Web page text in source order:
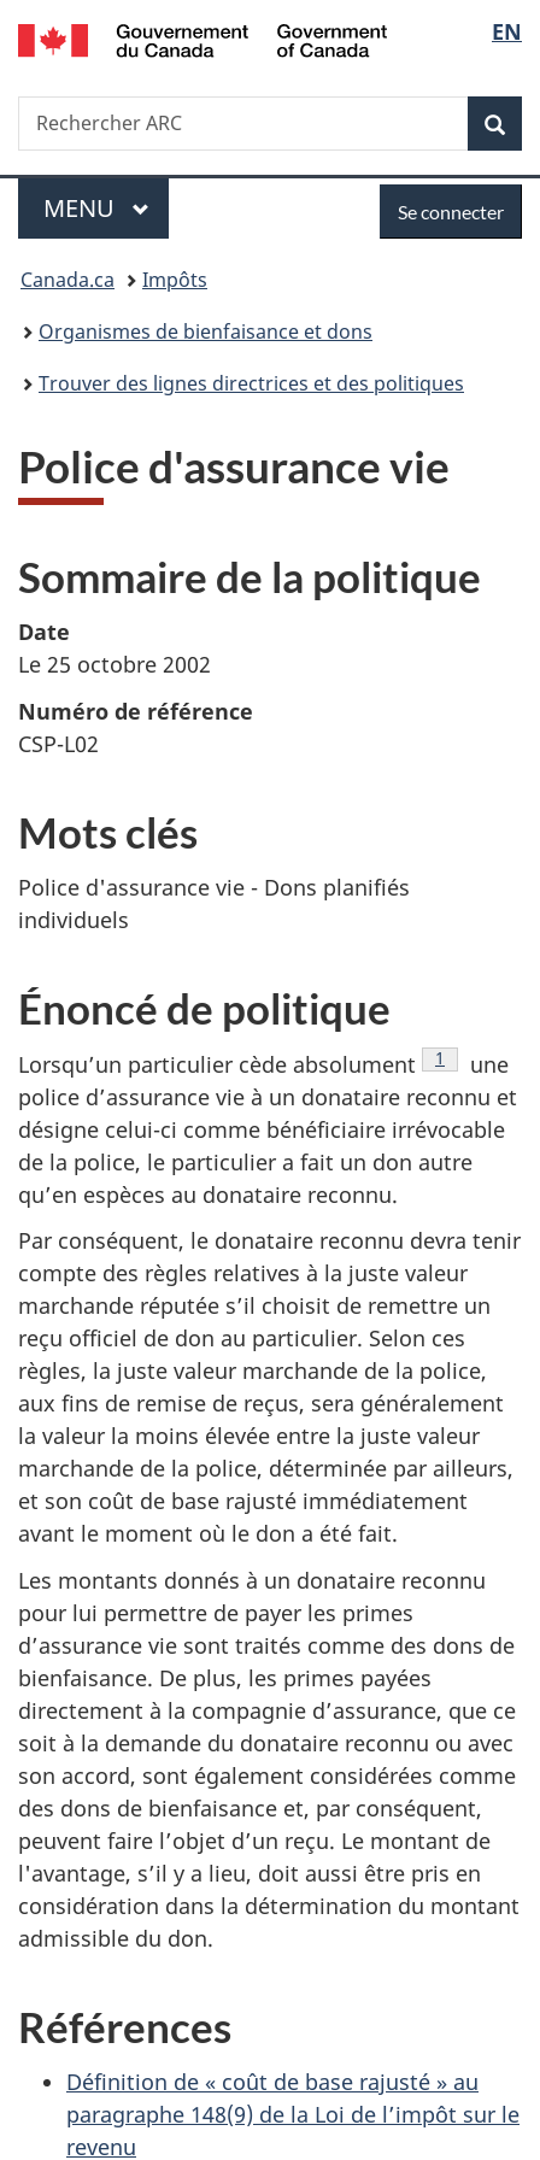
Passer
au
Passer
à
du
Passer
à
simplifiée
de
la
EN
Recherche
Rechercher
ARC
Menu
MENU PRINCIPAL
connecter
Se connecter
Vous
êtes
ici :
Canada.ca
Impôts
Organismes de bienfaisance et dons
Trouver des lignes directrices et des politiques
Police d'assurance vie
Sommaire de la politique
Date
Le 25 octobre 2002
Numéro de référence
CSP-L02
Mots clés
Police d'assurance vie - Dons planifiés
individuels
Énoncé de politique
Lorsqu’un particulier cède absolument Note de bas
1
une
police d’assurance vie à un donataire reconnu et
désigne celui-ci comme bénéficiaire irrévocable
de la police, le particulier a fait un don autre
qu’en espèces au donataire reconnu.
Par conséquent, le donataire reconnu devra tenir
compte des règles relatives à la juste valeur
marchande réputée s’il choisit de remettre un
reçu officiel de don au particulier. Selon ces
règles, la juste valeur marchande de la police,
aux fins de remise de reçus, sera généralement
la valeur la moins élevée entre la juste valeur
marchande de la police, déterminée par ailleurs,
et son coût de base rajusté immédiatement
avant le moment où le don a été fait.
Les montants donnés à un donataire reconnu
pour lui permettre de payer les primes
d’assurance vie sont traités comme des dons de
bienfaisance. De plus, les primes payées
directement à la compagnie d’assurance, que ce
soit à la demande du donataire reconnu ou avec
son accord, sont également considérées comme
des dons de bienfaisance et, par conséquent,
peuvent faire l’objet d’un reçu. Le montant de
l'avantage, s’il y a lieu, doit aussi être pris en
considération dans la détermination du montant
admissible du don.
Références
Définition de « coût de base rajusté » au
paragraphe 148(9) de la Loi de l’impôt sur le
revenu